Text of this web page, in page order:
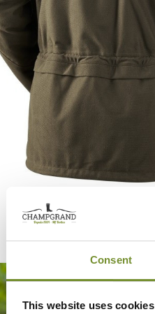
Consent
This website uses cookies